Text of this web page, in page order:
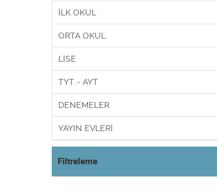
İLK OKUL
ORTA OKUL
LİSE
TYT - AYT
DENEMELER
YAYIN EVLERİ
Filtreleme